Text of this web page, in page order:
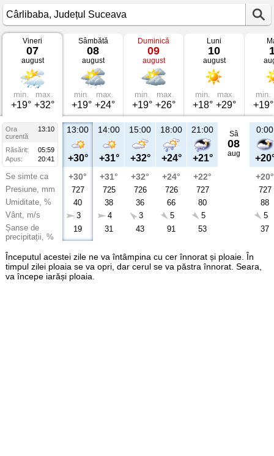
Vremea
Cârlibaba
Județul
Suceava
Vineri
07
august
min.
+19°
max.
+32°
Sâmbătă
08
august
min.
+19°
max.
+24°
Duminică
09
august
min.
+19°
max.
+26°
Luni
10
august
min.
+18°
max.
+29°
min.
+19°
Ora
13:10
curentă
Răsărit:
05:59
Apus:
20:41
Se simte ca
Presiune, mm
Umiditate, %
Vânt, m/s
Șanse de
precipitații, %
13:00
+30°
+30°
727
40
3
19
14:00
+31°
+31°
725
38
4
31
15:00
+32°
+32°
726
36
3
43
18:00
+24°
+24°
726
66
5
91
21:00
+21°
+22°
727
80
5
53
Sâ
08
aug
0:00
+20°
727
88
5
37
Începutul acestei zile ne va întâmpina cu cer înnorat și ploaie. În
timpul zilei ploaia se va opri, dar cerul se va păstra înnorat. Seara,
va începe iarăși ploaia.